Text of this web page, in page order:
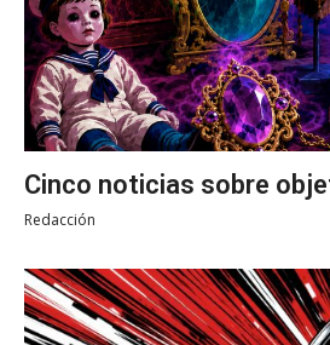
Cinco noticias sobre
Redacción